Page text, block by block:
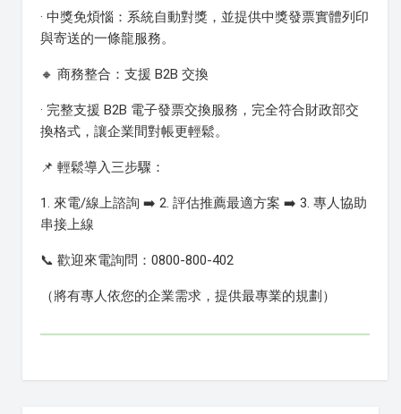
· 中獎免煩惱：系統自動對獎，並提供中獎發票實體列印
與寄送的一條龍服務。
🔸 商務整合：支援 B2B 交換
· 完整支援 B2B 電子發票交換服務，完全符合財政部交
換格式，讓企業間對帳更輕鬆。
📌 輕鬆導入三步驟：
1. 來電/線上諮詢 ➡️ 2. 評估推薦最適方案 ➡️ 3. 專人協助
串接上線
📞 歡迎來電詢問：0800-800-402
（將有專人依您的企業需求，提供最專業的規劃）